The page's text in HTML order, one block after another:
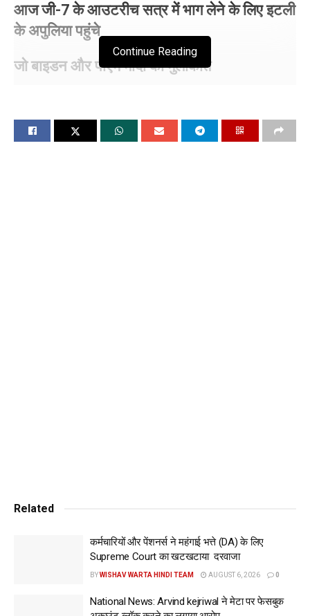
आज जी-7 के आउटरीच सत्र में भाग लेने के लिए इटली
के अपुलिया पहुंचे
जो बाइडन और पीएम मोदी की मुलाकात
मोदी इटली की प्रधानमंत्री मेलोनी के निमंत्रण पर आज जी-7 के
देने में महत्वपूर्ण भूमिका निभाई।
’’ उन्होंने कहा, ‘‘हम भारत-इटली रणनीतिक साझेदारी को मजबूत करने और
हिंद-प्रशांत एवं भूमध्यसागरीय क्षेत्रों में सहयोग बढ़ाने के लिए प्रतिबद्ध हैं।’’
प्रधानमंत्री के शिखर सम्मेलन से इतर कई द्विपक्षीय बैठकें करने की
Continue Reading
Related
कर्मचारियों और पेंशनर्स ने महंगाई भत्ते (DA) के लिए
Supreme Court का खटखटाया दरवाजा
BYWISHAV WARTA HINDI TEAM AUGUST 6, 2026 0
National News: Arvind kejriwal ने मेटा पर फेसबुक